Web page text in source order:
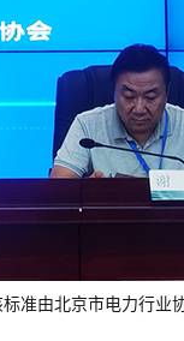
准由北京市电力行